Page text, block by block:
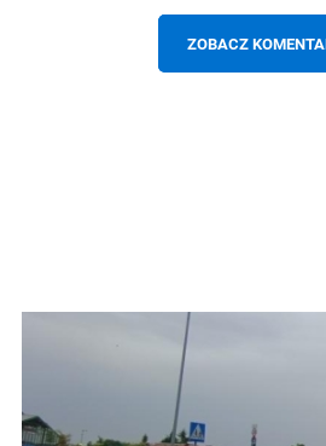
ZOBACZ